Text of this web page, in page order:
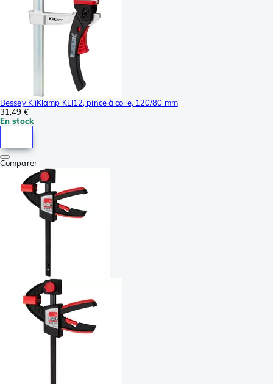
Bessey KliKlamp KLI12, pince à colle, 120/80 mm
31,49 €
En stock
Comparer